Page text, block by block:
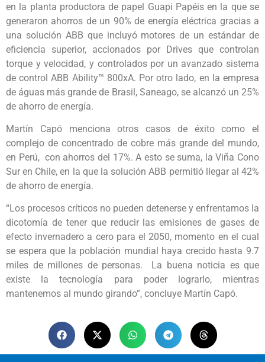
en la planta productora de papel Guapi Papéis en la que se
generaron ahorros de un 90% de energía eléctrica gracias a
una solución ABB que incluyó motores de un estándar de
eficiencia superior, accionados por Drives que controlan
torque y velocidad, y controlados por un avanzado sistema
de control ABB Ability™ 800xA. Por otro lado, en la empresa
de águas más grande de Brasil, Saneago, se alcanzó un 25%
de ahorro de energía.
Martín Capó menciona otros casos de éxito como el
complejo de concentrado de cobre más grande del mundo,
en Perú, con ahorros del 17%. A esto se suma, la Viña Cono
Sur en Chile, en la que la solución ABB permitió llegar al 42%
de ahorro de energía.
“Los procesos críticos no pueden detenerse y enfrentamos la
dicotomía de tener que reducir las emisiones de gases de
efecto invernadero a cero para el 2050, momento en el cual
se espera que la población mundial haya crecido hasta 9.7
miles de millones de personas. La buena noticia es que
existe la tecnología para poder lograrlo, mientras
mantenemos al mundo girando”, concluye Martín Capó.